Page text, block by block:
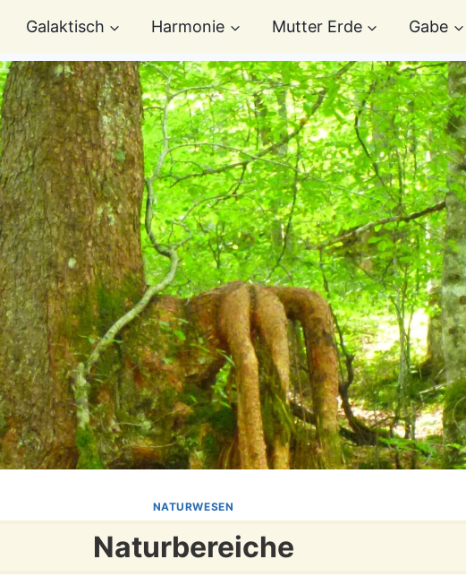
Galaktisch Harmonie Mutter Erde Gabe
NATURWESEN
Naturbereiche